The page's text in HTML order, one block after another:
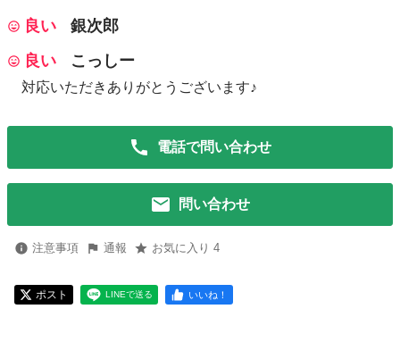
良い
銀次郎
良い
こっしー
対応いただきありがとうございます♪
電話で問い合わせ
問い合わせ
注意事項 通報 お気に入り 4
ポスト LINEで送る いいね！